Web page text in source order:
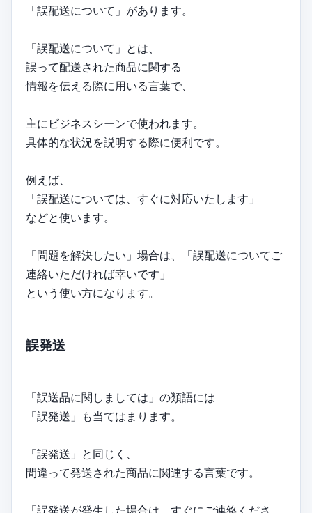
「誤配送について」があります。
「誤配送について」とは、
誤って配送された商品に関する
情報を伝える際に用いる言葉で、
主にビジネスシーンで使われます。
具体的な状況を説明する際に便利です。
例えば、
「誤配送については、すぐに対応いたします」
などと使います。
「問題を解決したい」場合は、「誤配送についてご
連絡いただければ幸いです」
という使い方になります。
誤発送
「誤送品に関しましては」の類語には
「誤発送」も当てはまります。
「誤発送」と同じく、
間違って発送された商品に関連する言葉です。
「誤発送が発生した場合は、すぐにご連絡くださ